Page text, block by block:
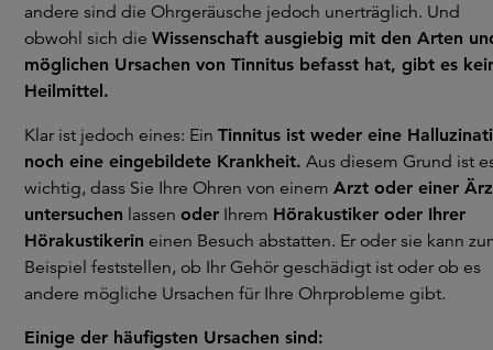
andere sind die Ohrgeräusche jedoch unerträglich. Und
obwohl sich die Wissenschaft ausgiebig mit den Arten
möglichen Ursachen von Tinnitus befasst hat, gibt es
Heilmittel.
Klar ist jedoch eines: Ein Tinnitus ist weder eine
noch eine eingebildete Krankheit. Aus diesem Grund ist
wichtig, dass Sie Ihre Ohren von einem Arzt oder einer
untersuchen lassen oder Ihrem Hörakustiker oder Ihrer
Hörakustikerin einen Besuch abstatten. Er oder sie kann
Beispiel feststellen, ob Ihr Gehör geschädigt ist oder ob es
andere mögliche Ursachen für Ihre Ohrprobleme gibt.
Einige der häufigsten Ursachen sind: